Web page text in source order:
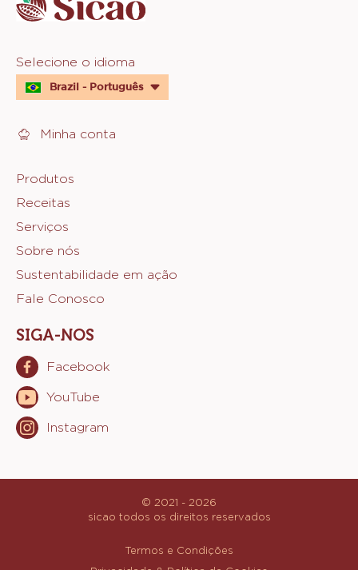
Comentários
Ainda não há comentários
info
quick
links
Minha conta
Footer
Sicao
Produtos
Receitas
Serviços
FacebookOpens